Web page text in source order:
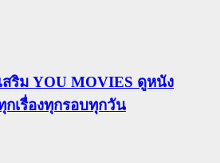
ริม YOU MOVIES ดูหนัง
เรื่องทุกรอบทุกวัน